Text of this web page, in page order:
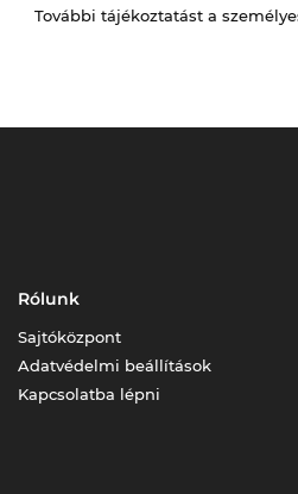
További tájékoztatást a
Rólunk
Sajtóközpont
Adatvédelmi beállítások
Kapcsolatba lépni